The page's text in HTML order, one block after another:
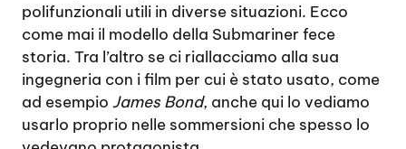
polifunzionali utili in diverse situazioni. Ecco
come mai il modello della Submariner fece
storia. Tra l’altro se ci riallacciamo alla sua
ingegneria con i film per cui è stato usato, come
ad esempio James Bond, anche qui lo vediamo
usarlo proprio nelle sommersioni che spesso lo